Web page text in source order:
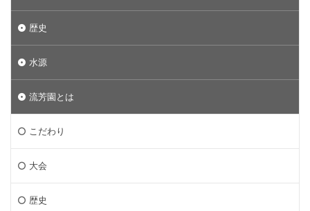
歴史
水源
流芳園とは
こだわり
大会
歴史